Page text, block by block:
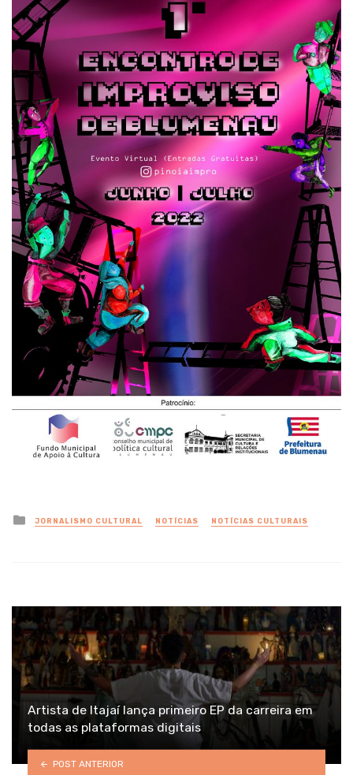
Posted
in
JORNALISMO CULTURAL NOTÍCIAS NOTÍCIAS CULTURAIS
Artista de Itajaí lança primeiro EP da carreira em
todas as plataformas digitais
POST ANTERIOR